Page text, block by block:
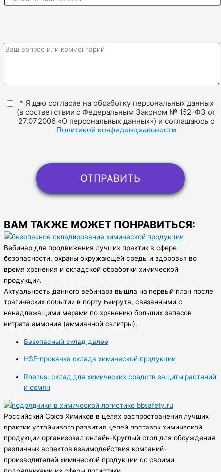
* Я даю согласие на обработку персональных данных
(в соответствии с Федеральным Законом № 152-ФЗ от
27.07.2006 «О персональных данных») и соглашаюсь с
Политикой конфиденциальности
ВАМ ТАКЖЕ МОЖЕТ ПОНРАВИТЬСЯ:
Вебинар для продвижения лучших практик в сфере
безопасности, охраны окружающей среды и здоровья во
время хранения и складской обработки химической
продукции.
Актуальность данного вебинара вышла на первый план после
трагических событий в порту Бейрута, связанными с
ненадлежащими мерами по хранению больших запасов
нитрата аммония (аммиачной селитры).
Безопасный склад далее
HSE-прокачка склада химической продукции
Rhenus: склад для химических средств защиты растений
и семян
Российский Союз Химиков в целях распространения лучших
практик устойчивого развития цепей поставок химической
продукции организовал онлайн-Круглый стол для обсуждения
различных аспектов взаимодействия компаний-
производителей химической продукции со своими
подрядчиками из сферы логистики.